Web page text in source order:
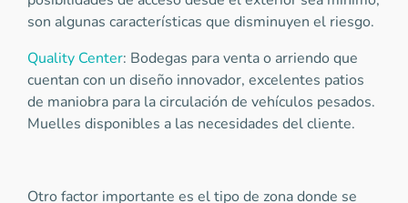
son algunas características que disminuyen el riesgo.
Quality Center: Bodegas para venta o arriendo que
cuentan con un diseño innovador, excelentes patios
de maniobra para la circulación de vehículos pesados.
Muelles disponibles a las necesidades del cliente.
Otro factor importante es el tipo de zona donde se